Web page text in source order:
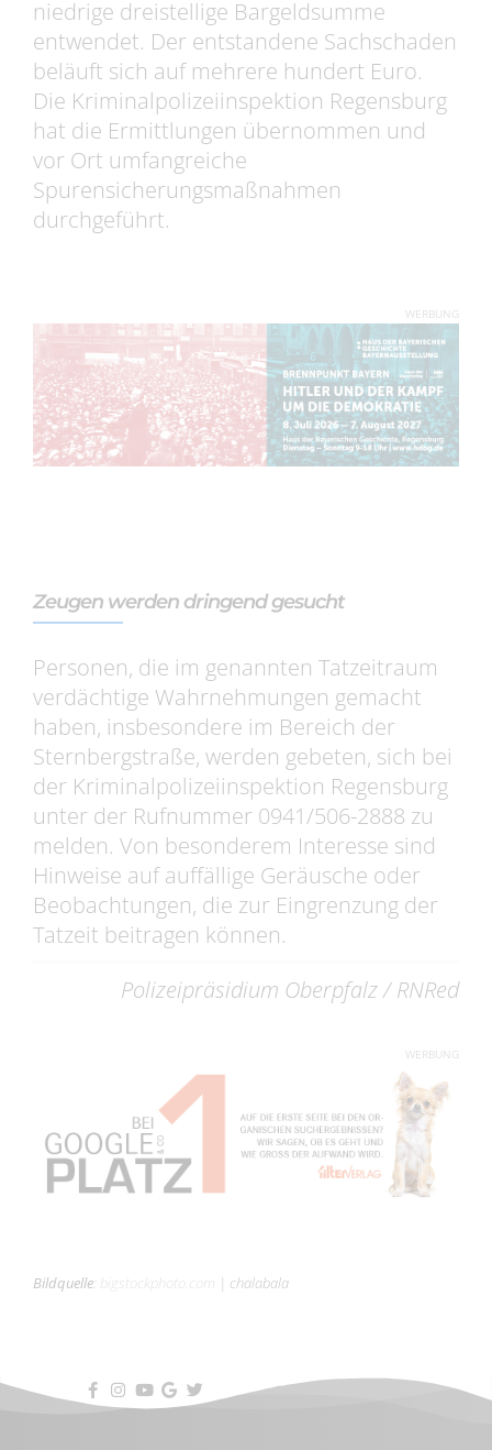
niedrige dreistellige Bargeldsumme
entwendet. Der entstandene Sachschaden
beläuft sich auf mehrere hundert Euro.
Die Kriminalpolizeiinspektion Regensburg
hat die Ermittlungen übernommen und
vor Ort umfangreiche
Spurensicherungsmaßnahmen
durchgeführt.
WERBUNG
Zeugen werden dringend gesucht
Personen, die im genannten Tatzeitraum
verdächtige Wahrnehmungen gemacht
haben, insbesondere im Bereich der
Sternbergstraße, werden gebeten, sich bei
der Kriminalpolizeiinspektion Regensburg
unter der Rufnummer 0941/506-2888 zu
melden. Von besonderem Interesse sind
Hinweise auf auffällige Geräusche oder
Beobachtungen, die zur Eingrenzung der
Tatzeit beitragen können.
Polizeipräsidium Oberpfalz / RNRed
WERBUNG
Bildquelle: | chalabala